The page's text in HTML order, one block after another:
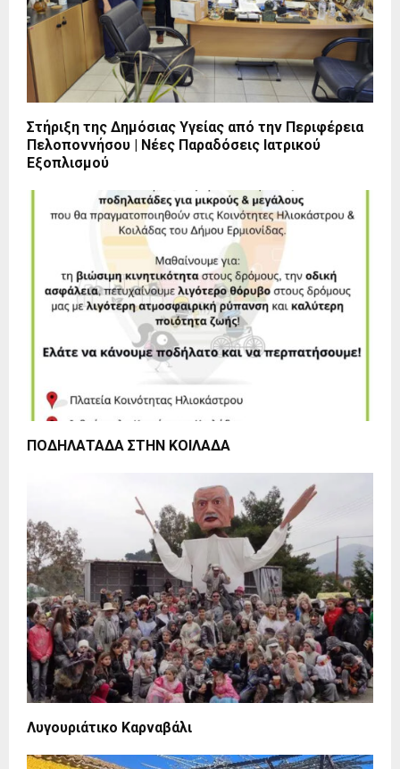
Στήριξη της Δημόσιας Υγείας από την Περιφέρεια
Πελοποννήσου | Νέες Παραδόσεις Ιατρικού
Εξοπλισμού
ΠΟΔΗΛΑΤΑΔΑ ΣΤΗΝ ΚΟΙΛΑΔΑ
Λυγουριάτικο Καρναβάλι